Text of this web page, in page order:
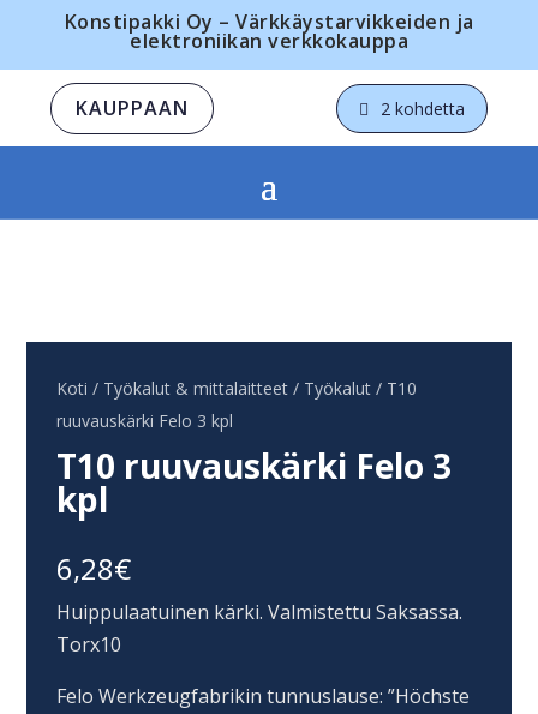
Konstipakki Oy – Värkkäystarvikkeiden ja
elektroniikan verkkokauppa
KAUPPAAN 2 kohdetta
Koti / Työkalut & mittalaitteet / Työkalut / T10
ruuvauskärki Felo 3 kpl
T10 ruuvauskärki Felo 3
kpl
6,28€
Huippulaatuinen kärki. Valmistettu Saksassa.
Torx10
Felo Werkzeugfabrikin tunnuslause: ”Höchste